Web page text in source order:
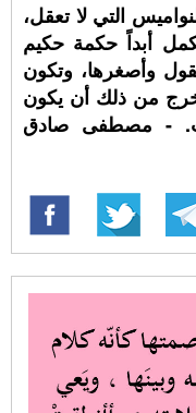
التي لا تعقل،
أبداً حكمة حكيم
وأصغرها، وتكون
من ذلك أن يكون
- مصطفى صادق